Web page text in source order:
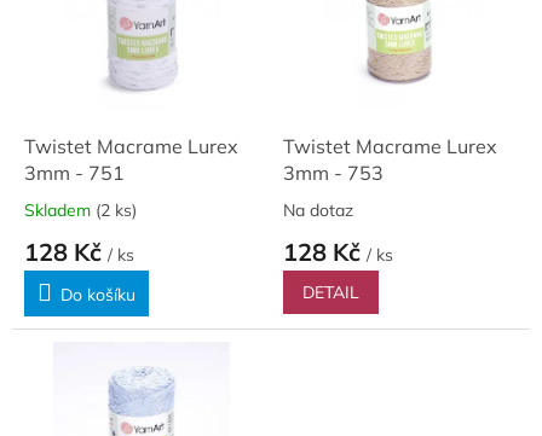
dTwistet Macrame Lurex
3mm - 751
Skladem (2 ks)
128 Kč / ks
Do košíku
Twistet Macrame Lurex
3mm - 753
Na dotaz
128 Kč / ks
DETAIL